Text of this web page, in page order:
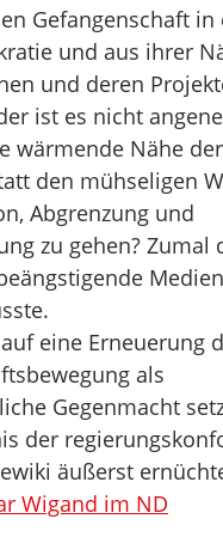
Gefangenschaft in
und aus ihrer
und deren
ist es nicht
wärmende Nähe
den mühseligen
Abgrenzung und
zu gehen? Zumal
eine Erneuerung
als
Gegenmacht
der
äußerst
Wigand im ND